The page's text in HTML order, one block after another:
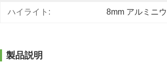
ハイライト: 8mm アルミニ
製品説明